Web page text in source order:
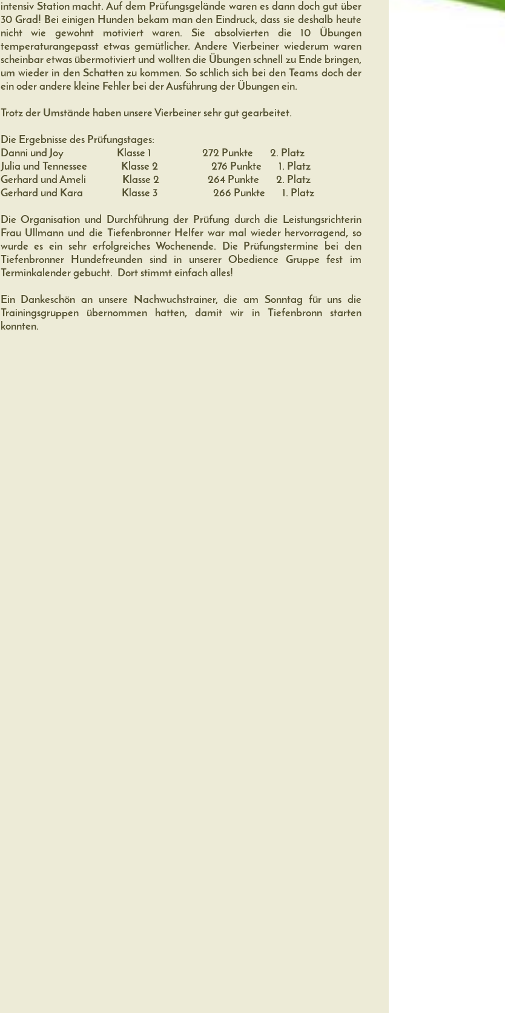
intensiv Station macht. Auf dem Prüfungsgelände waren es dann doch gut über
30 Grad! Bei einigen Hunden bekam man den Eindruck, dass sie deshalb heute
nicht wie gewohnt motiviert waren. Sie absolvierten die 10 Übungen
temperaturangepasst etwas gemütlicher. Andere Vierbeiner wiederum waren
scheinbar etwas übermotiviert und wollten die Übungen schnell zu Ende bringen,
um wieder in den Schatten zu kommen. So schlich sich bei den Teams doch der
ein oder andere kleine Fehler bei der Ausführung der Übungen ein.
Trotz der Umstände haben unsere Vierbeiner sehr gut gearbeitet.
Die Ergebnisse des Prüfungstages:
Danni und Joy Klasse 1 272 Punkte 2. Platz
Julia und Tennessee Klasse 2 276 Punkte 1. Platz
Gerhard und Ameli Klasse 2 264 Punkte 2. Platz
Gerhard und Kara Klasse 3 266 Punkte 1. Platz
Die Organisation und Durchführung der Prüfung durch die Leistungsrichterin
Frau Ullmann und die Tiefenbronner Helfer war mal wieder hervorragend, so
wurde es ein sehr erfolgreiches Wochenende. Die Prüfungstermine bei den
Tiefenbronner Hundefreunden sind in unserer Obedience Gruppe fest im
Terminkalender gebucht. Dort stimmt einfach alles!
Ein Dankeschön an unsere Nachwuchstrainer, die am Sonntag für uns die
Trainingsgruppen übernommen hatten, damit wir in Tiefenbronn starten
konnten.